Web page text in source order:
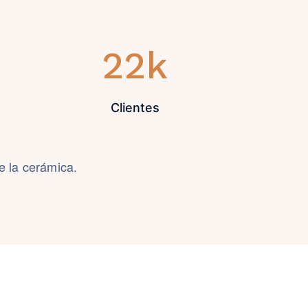
22k
Clientes
la cerámica.